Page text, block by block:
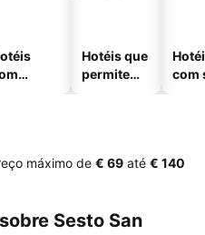
Hotéis que
permitem
com
máximo de ‎€ 69 até ‎€ 140
Sesto San